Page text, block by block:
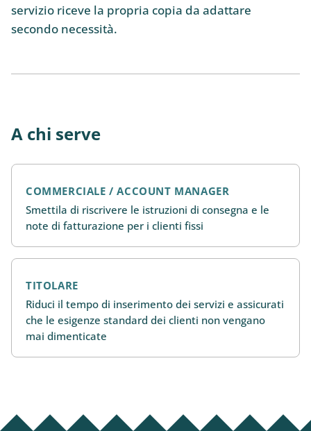
servizio riceve la propria copia da adattare
secondo necessità.
A chi serve
COMMERCIALE / ACCOUNT MANAGER
Smettila di riscrivere le istruzioni di consegna e le
note di fatturazione per i clienti fissi
TITOLARE
Riduci il tempo di inserimento dei servizi e assicurati
che le esigenze standard dei clienti non vengano
mai dimenticate